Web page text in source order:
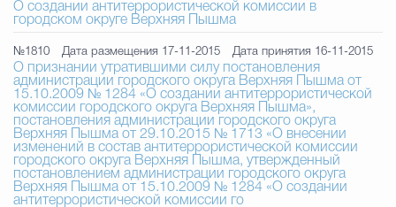
О создании антитеррористической комиссии в
городском округе Верхняя Пышма
№1810 Дата размещения 17-11-2015 Дата принятия 16-11-2015
О признании утратившими силу постановления
администрации городского округа Верхняя Пышма от
15.10.2009 № 1284 «О создании антитеррористической
комиссии городского округа Верхняя Пышма»,
постановления администрации городского округа
Верхняя Пышма от 29.10.2015 № 1713 «О внесении
изменений в состав антитеррористической комиссии
городского округа Верхняя Пышма, утвержденный
постановлением администрации городского округа
Верхняя Пышма от 15.10.2009 № 1284 «О создании
антитеррористической комиссии го